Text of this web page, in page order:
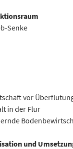
Senke
vor
in der Flur
und